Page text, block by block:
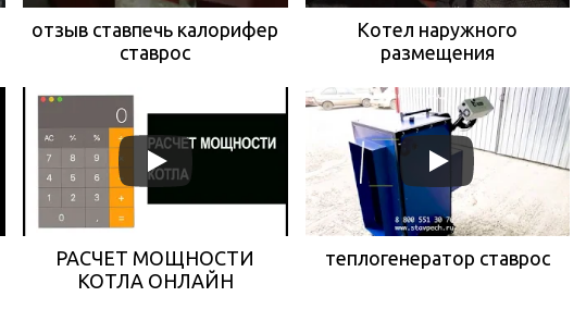
отзыв ставпечь калорифер
ставрос
Котел наружного
размещения
РАСЧЕТ МОЩНОСТИ
КОТЛА ОНЛАЙН
теплогенератор ставрос